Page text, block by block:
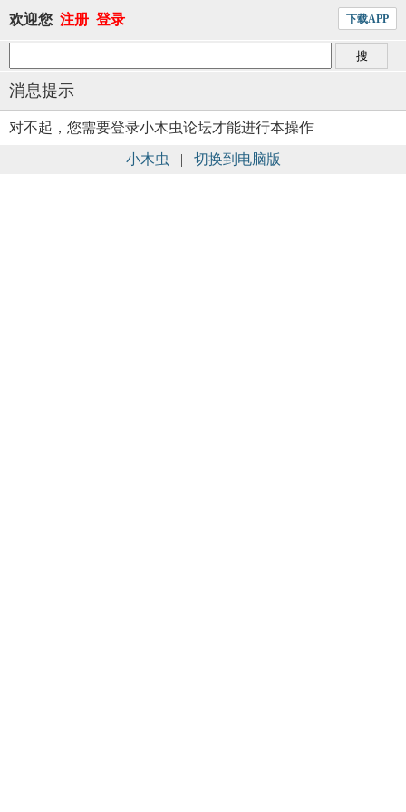
欢迎您 注册 登录 下载APP
消息提示
对不起，您需要登录小木虫论坛才能进行本操作
小木虫 | 切换到电脑版